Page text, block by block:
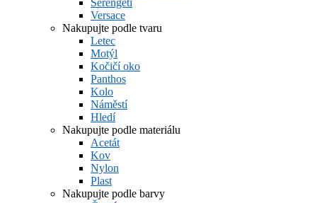
Serengeti
Versace
Nakupujte podle tvaru
Letec
Motýl
Kočičí oko
Panthos
Kolo
Náměstí
Hledí
Nakupujte podle materiálu
Acetát
Kov
Nylon
Plast
Nakupujte podle barvy